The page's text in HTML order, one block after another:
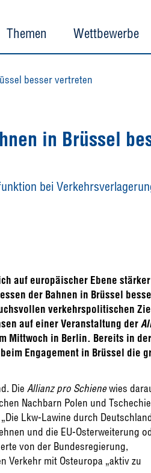
Themen Wettbewerbe
besser vertreten
in Brüssel
bei
auf europäischer Ebene
der Bahnen in Brüssel
verkehrspolitischen
auf einer Veranstaltung der
Mittwoch in Berlin. Bereits in der
Engagement in Brüssel die
Die Allianz pro Schienewies
Nachbarn Polen und
Lkw-Lawine durch
und die EU-Osterweiterung
von der Bundesregierung,
Verkehr mit Osteuropa „aktiv zu